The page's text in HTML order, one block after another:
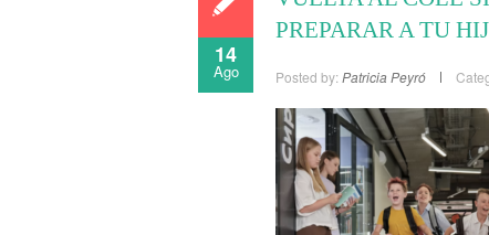
14
Ago
PREPARAR A TU
Posted by: Patricia Peyró